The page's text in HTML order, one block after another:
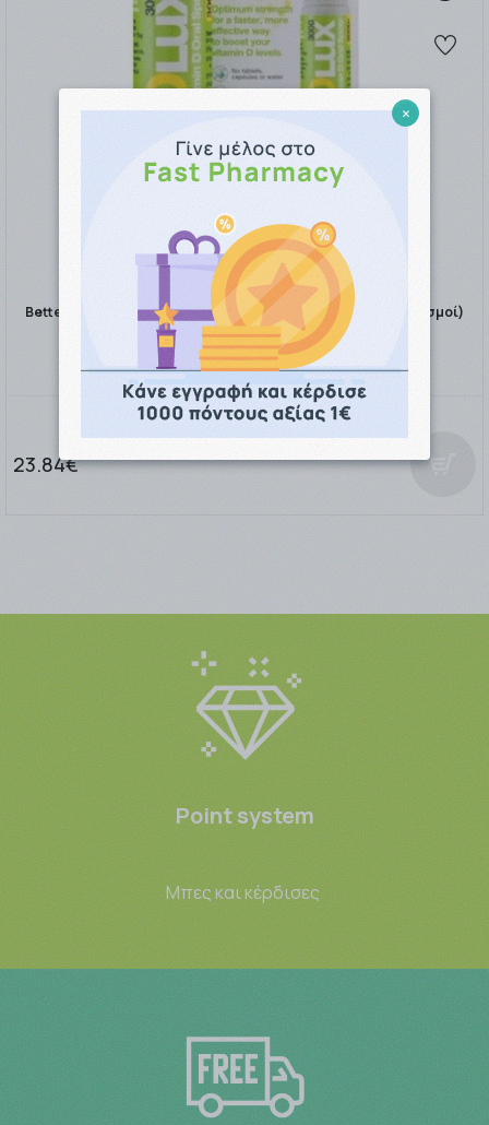
Better You DLUX 3000iu D3 Υπογλώσσιο Spray 15ml (100 Ψεκασμοί)
23.84€
Point system
Μπες και κέρδισες
×